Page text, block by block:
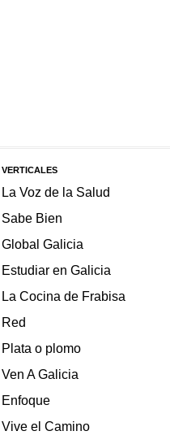
VERTICALES
La Voz de la Salud
Sabe Bien
Global Galicia
Estudiar en Galicia
La Cocina de Frabisa
Red
Plata o plomo
Ven A Galicia
Enfoque
Vive el Camino